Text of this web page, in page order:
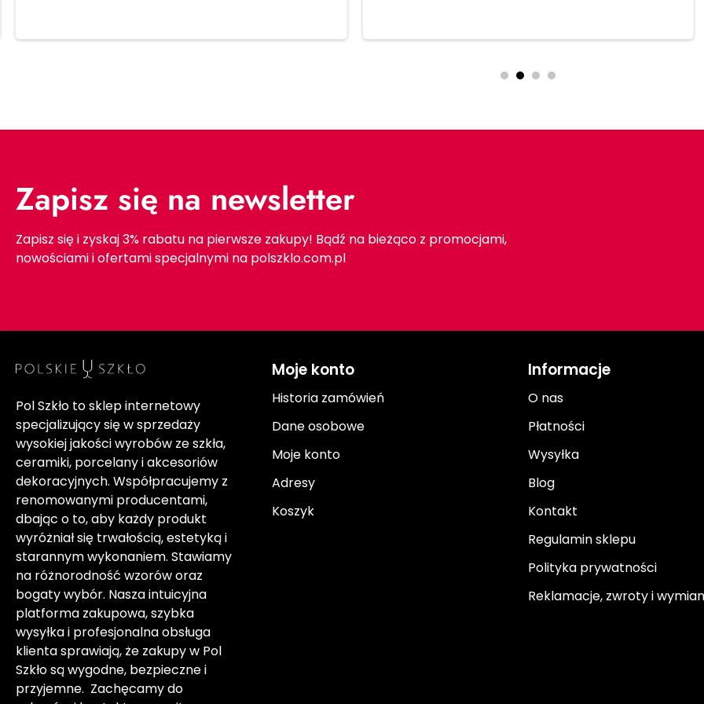
Zapisz się na newsletter
Zapisz się i zyskaj 3% rabatu na pierwsze zakupy! Bądź na bieżąco z promocjami,
nowościami i ofertami specjalnymi na polszklo.com.pl
Pol Szkło to sklep internetowy
specjalizujący się w sprzedaży
wysokiej jakości wyrobów ze szkła,
ceramiki, porcelany i akcesoriów
dekoracyjnych. Współpracujemy z
renomowanymi producentami,
dbając o to, aby każdy produkt
wyróżniał się trwałością, estetyką i
starannym wykonaniem. Stawiamy
na różnorodność wzorów oraz
bogaty wybór. Nasza intuicyjna
platforma zakupowa, szybka
wysyłka i profesjonalna obsługa
klienta sprawiają, że zakupy w Pol
Szkło są wygodne, bezpieczne i
przyjemne. Zachęcamy do
Moje konto
Historia zamówień
Dane osobowe
Moje konto
Adresy
Koszyk
Informacje
O nas
Płatności
Wysyłka
Blog
Kontakt
Regulamin sklepu
Polityka prywatności
Reklamacje, zwroty i